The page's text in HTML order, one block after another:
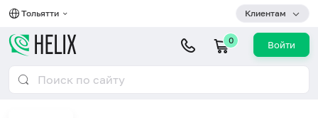
Тольятти Клиентам
0 Войти